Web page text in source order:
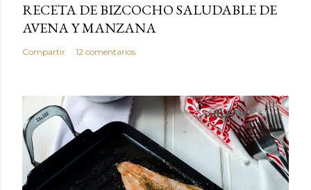
RECETA DE BIZCOCHO SALUDABLE DE
AVENA Y MANZANA
Compartir 12 comentarios